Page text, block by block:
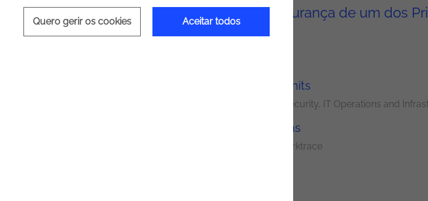
Transformar a Cibersegurança de um dos
Delivery Units
Cloud and Security IT Operations and
Tecnologias
Darktrace
Quero gerir os cookies Aceitar todos